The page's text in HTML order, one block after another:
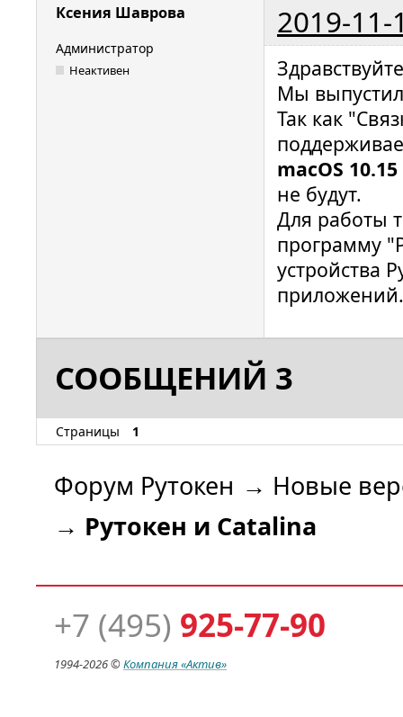
Ксения Шаврова 2019-11-
Администратор
Неактивен
Мы
Так как
macOS
не будут.
Для работы
программу
устройства
приложений.
СООБЩЕНИЙ 3
Страницы 1
Форум Рутокен → Новые
→ Рутокен и Catalina
+7 (495) 925-77-90
1994-2026 ©Компания«Актив»